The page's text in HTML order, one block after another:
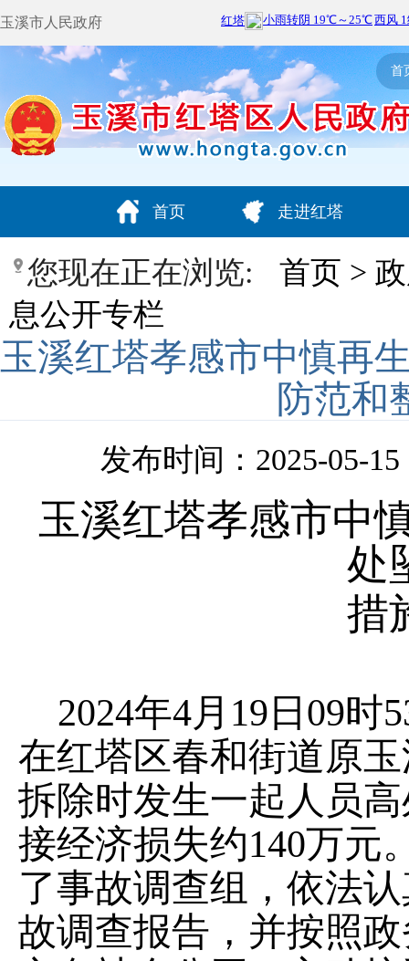
玉溪市人民政府
首
首页 走进红塔
您现在正在浏览: 首页 >
息公开专栏
玉溪红塔孝感市中慎再
防范和
发布时间：2025-05-15
玉溪红塔孝感市中
处
措
2024年4月 19 日 09时
在红塔区春和街道原
拆除时发生一起 人员
接经济损失约140万元
了事故调查组，依法
故调查报告，并按照